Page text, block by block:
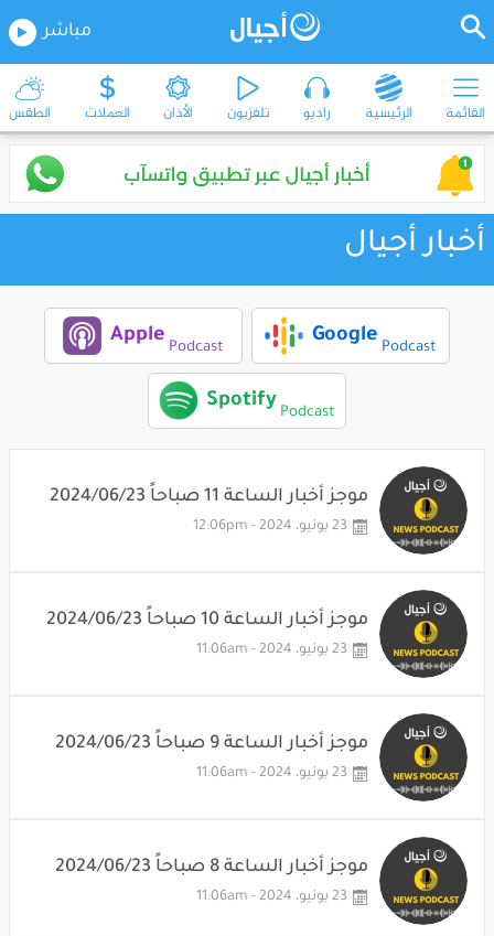
مباشر
القائمة الرئيسية راديو تلفزيون الأذان العملات الطقس
أخبار أجيال
Google
Podcast
Apple
Podcast
Spotify
Podcast
موجز أخبار الساعة 11 صباحاً 2024/06/23
23 يونيو، 2024 - 12:06pm
موجز أخبار الساعة 10 صباحاً 2024/06/23
23 يونيو، 2024 - 11:06am
موجز أخبار الساعة 9 صباحاً 2024/06/23
23 يونيو، 2024 - 11:06am
موجز أخبار الساعة 8 صباحاً 2024/06/23
23 يونيو، 2024 - 11:06am